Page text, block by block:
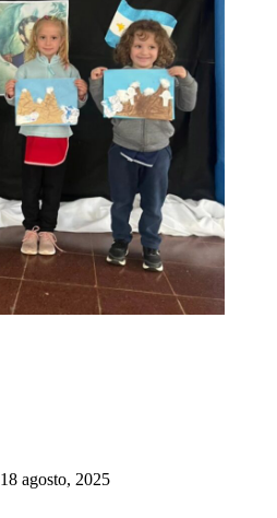
18 agosto, 2025